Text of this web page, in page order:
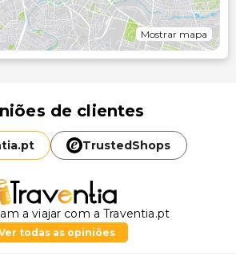
Mostrar mapa
de clientes
pt TrustedShops
a viajar com a Traventia.pt
todas as opiniões